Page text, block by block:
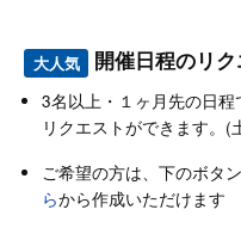
大人気 開催日程のリ
3名以上・１ヶ月先の日
リクエストができます。(
ご希望の方は、下のボタ
らから作成いただけます